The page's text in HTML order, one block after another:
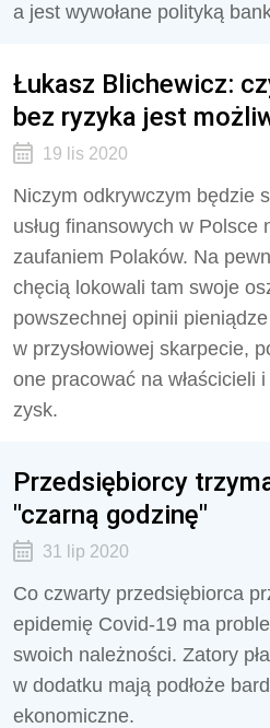
a jest wywołane polityką
Łukasz Blichewicz:
bez ryzyka jest
19 lis 2020
Niczym odkrywczym będzie
usług finansowych w Polsce
zaufaniem Polaków. Na
chęcią lokowali tam swoje
powszechnej opinii
w przysłowiowej skarpecie,
one pracować na właścicieli
zysk.
Przedsiębiorcy
"czarną godzinę"
31 lip 2020
Co czwarty przedsiębiorca
epidemię Covid-19 ma
swoich należności. Zatory
w dodatku mają podłoże
ekonomiczne.